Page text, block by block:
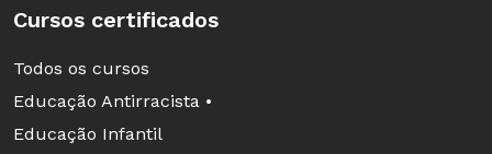
Cursos certificados
Todos os cursos
Educação Antirracista •
Educação Infantil